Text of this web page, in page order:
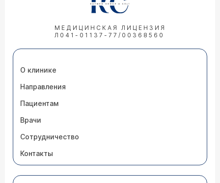
МЕДИЦИНСКАЯ ЛИЦЕНЗИЯ
Л041-01137-77/00368560
О клинике
Направления
Пациентам
Врачи
Сотрудничество
Контакты